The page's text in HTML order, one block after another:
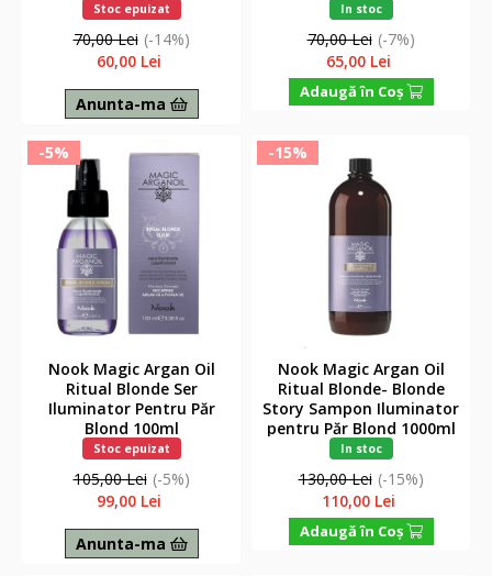
Stoc epuizat
70,00 Lei (-14%)
60,00 Lei
Anunta-ma
In stoc
70,00 Lei (-7%)
65,00 Lei
Adaugă în Coş
-5%
Nook Magic Argan Oil
Ritual Blonde Ser
Iluminator Pentru Păr
Blond 100ml
Stoc epuizat
105,00 Lei (-5%)
99,00 Lei
Anunta-ma
-15%
Nook Magic Argan Oil
Ritual Blonde- Blonde
Story Sampon Iluminator
pentru Păr Blond 1000ml
In stoc
130,00 Lei (-15%)
110,00 Lei
Adaugă în Coş